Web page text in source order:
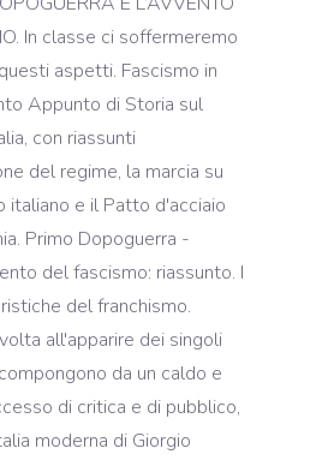
In classe ci soffermeremo
aspetti. Fascismo in
Appunto di Storia sul
con riassunti
del regime, la marcia su
italiano e il Patto d'acciaio
Primo Dopoguerra -
del fascismo: riassunto. I
del franchismo.
all'apparire dei singoli
da un caldo e
di critica e di pubblico,
moderna di Giorgio